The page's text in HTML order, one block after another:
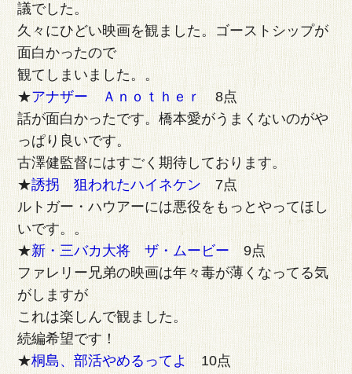
議でした。
久々にひどい映画を観ました。ゴーストシップが
面白かったので
観てしまいました。。
★アナザー Ａｎｏｔｈｅｒ8点
話が面白かったです。橋本愛がうまくないのがや
っぱり良いです。
古澤健監督にはすごく期待しております。
★誘拐 狙われたハイネケン7点
ルトガー・ハウアーには悪役をもっとやってほし
いです。。
★新・三バカ大将 ザ・ムービー 9点
ファレリー兄弟の映画は年々毒が薄くなってる気
がしますが
これは楽しんで観ました。
続編希望です！
★桐島、部活やめるってよ10点